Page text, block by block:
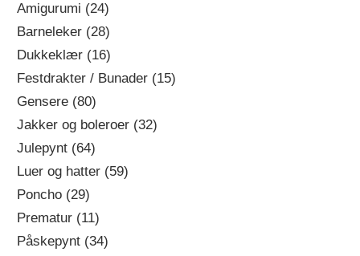
Amigurumi (24)
Barneleker (28)
Dukkeklær (16)
Festdrakter / Bunader (15)
Gensere (80)
Jakker og boleroer (32)
Julepynt (64)
Luer og hatter (59)
Poncho (29)
Prematur (11)
Påskepynt (34)